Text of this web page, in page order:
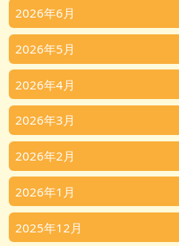
2026年6月
2026年5月
2026年4月
2026年3月
2026年2月
2026年1月
2025年12月